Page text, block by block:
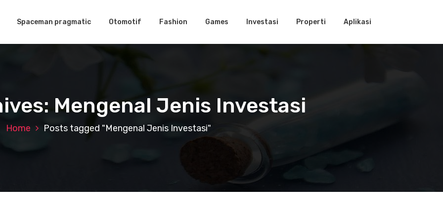
Spaceman pragmatic Otomotif Fashion Games Investasi Properti Aplikasi
Mengenal Jenis Investasi
Home Posts tagged "Mengenal Jenis Investasi"